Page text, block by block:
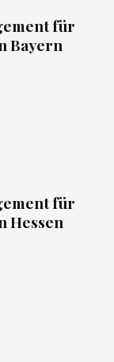
für
Bayern
für
Hessen